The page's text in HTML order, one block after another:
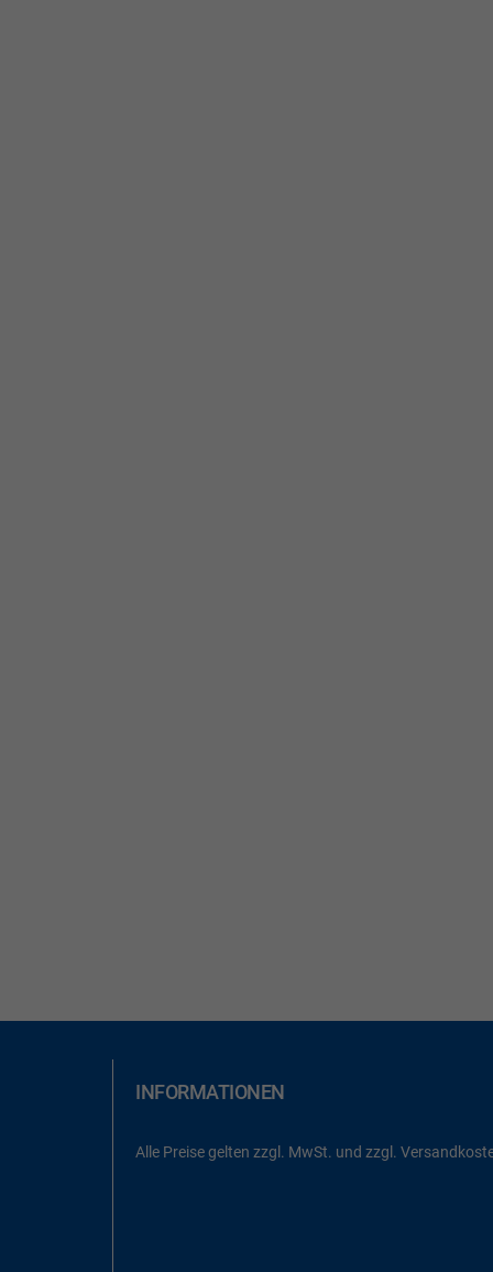
INFORMATIONEN
Alle Preise gelten zzgl. MwSt. und zzgl.